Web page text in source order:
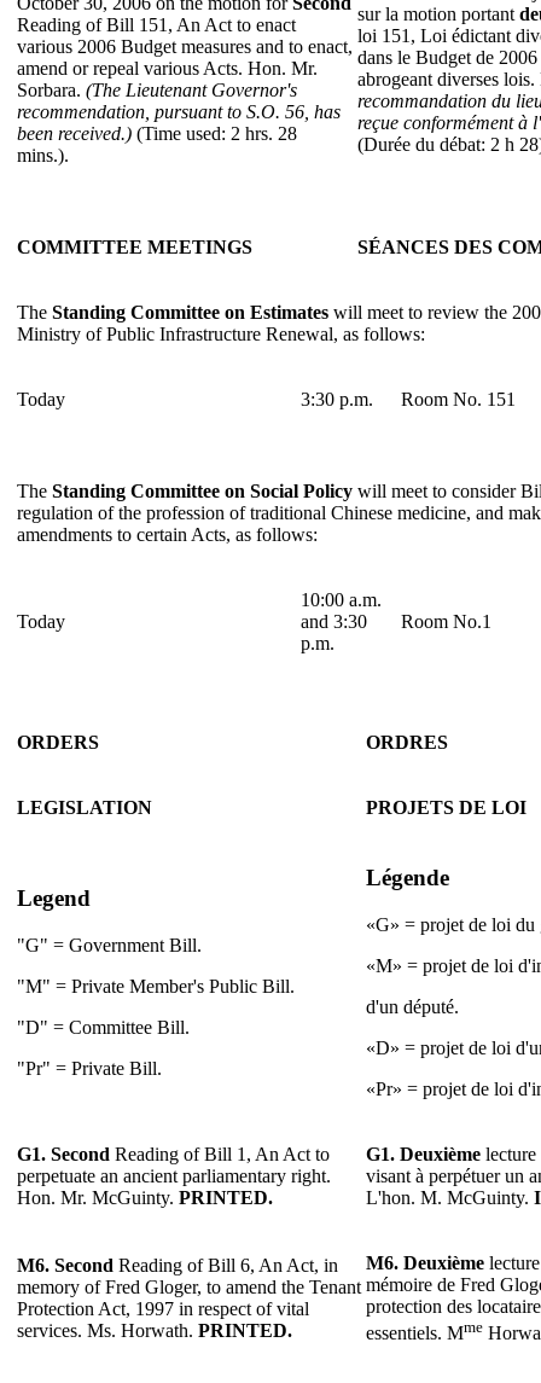
Reading of Bill 151, An Act to enact
various 2006 Budget measures and to enact,
amend or repeal various Acts. Hon. Mr.
Sorbara. (The Lieutenant Governor's
recommendation, pursuant to S.O. 56, has
been received.) (Time used: 2 hrs. 28
mins.).
sur la motion portant
loi 151, Loi édictant
dans le Budget de
abrogeant diverses
recommandation du
reçue conformément à
(Durée du débat: 2 h
COMMITTEE MEETINGS SÉANCES DES
The Standing Committee on Estimates will meet to review the
Ministry of Public Infrastructure Renewal, as follows:
Today 3:30 p.m. Room No. 151
The Standing Committee on Social Policy will meet to consider
regulation of the profession of traditional Chinese medicine, and
amendments to certain Acts, as follows:
Today
10:00 a.m.
and 3:30
p.m.
Room No.1
ORDERS ORDRES
LEGISLATION PROJETS DE LOI
Legend
"G" = Government Bill.
"M" = Private Member's Public Bill.
"D" = Committee Bill.
"Pr" = Private Bill.
Légende
«G» = projet de loi du
«M» = projet de loi
d'un député.
«D» = projet de loi
«Pr» = projet de loi
G1. Second Reading of Bill 1, An Act to
perpetuate an ancient parliamentary right.
Hon. Mr. McGuinty. PRINTED.
G1. Deuxième
visant à perpétuer un
L'hon. M. McGuinty.
M6. Second Reading of Bill 6, An Act, in
memory of Fred Gloger, to amend the Tenant
Protection Act, 1997 in respect of vital
services. Ms. Horwath. PRINTED.
M6. Deuxième
mémoire de Fred
protection des
essentiels. Mme